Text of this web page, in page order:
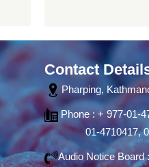
Contact
Pharping,
Phone : + 977-01-
01-4710417, 01-
Audio Notice Board